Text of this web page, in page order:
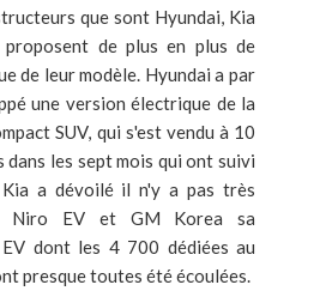
que sont Hyundai, Kia
de plus en plus de
de leur modèle. Hyundai a par
une version électrique de la
SUV, qui s'est vendu à 10
dans les sept mois qui ont suivi
Kia a dévoilé il n'y a pas très
Niro EV et GM Korea sa
dont les 4 700 dédiées au
presque toutes été écoulées.